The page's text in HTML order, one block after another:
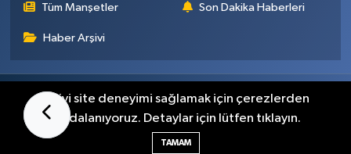
Tüm Manşetler Son Dakika Haberleri
Haber Arşivi
Künye İletişim Gizlilik Sözleşmesi
Haber Yazılımı:
En iyi site deneyimi sağlamak için çerezlerden
faydalanıyoruz. Detaylar için lütfen tıklayın.
TAMAM